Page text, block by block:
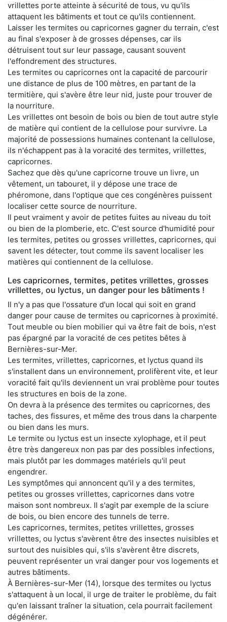
vrillettes porte atteinte à sécurité de tous, vu qu'ils
attaquent les bâtiments et tout ce qu'ils contiennent.
Laisser les termites ou capricornes gagner du terrain, c'est
au final s'exposer à de grosses dépenses, car ils
détruisent tout sur leur passage, causant souvent
l'effondrement des structures.
Les termites ou capricornes ont la capacité de parcourir
une distance de plus de 100 mètres, en partant de la
termitière, qui s'avère être leur nid, juste pour trouver de
la nourriture.
Les vrillettes ont besoin de bois ou bien de tout autre style
de matière qui contient de la cellulose pour survivre. La
majorité de possessions humaines contenant la cellulose,
ils n'échappent pas à la voracité des termites, vrillettes,
capricornes.
Sachez que dès qu'une capricorne trouve un livre, un
vêtement, un tabouret, il y dépose une trace de
phéromone, dans l'optique que ces congénères puissent
localiser cette source de nourriture.
Il peut vraiment y avoir de petites fuites au niveau du toit
ou bien de la plomberie, etc. C'est source d'humidité pour
les termites, petites ou grosses vrillettes, capricornes, qui
savent les détecter, tout comme ils savent localiser les
matières qui contiennent de la cellulose.
Les capricornes, termites, petites vrillettes, grosses
vrillettes, ou lyctus, un danger pour les bâtiments !
Il n'y a pas que l'ossature d'un local qui soit en grand
danger pour cause de termites ou capricornes à proximité.
Tout meuble ou bien mobilier qui va être fait de bois, n'est
pas épargné par la voracité de ces petites bêtes à
Bernières-sur-Mer.
Les termites, vrillettes, capricornes, et lyctus quand ils
s'installent dans un environnement, prolifèrent vite, et leur
voracité fait qu'ils deviennent un vrai problème pour toutes
les structures en bois de la zone.
On devra à la présence des termites ou capricornes, des
taches, des fissures, et même des trous dans la charpente
ou bien dans les murs.
Le termite ou lyctus est un insecte xylophage, et il peut
être très dangereux non pas par des possibles infections,
mais plutôt par les dommages matériels qu'il peut
engendrer.
Les symptômes qui annoncent qu'il y a des termites,
petites ou grosses vrillettes, capricornes dans votre
maison sont nombreux. Il s'agit par exemple de la sciure
de bois, ou bien encore des tunnels de terre.
Les capricornes, termites, petites vrillettes, grosses
vrillettes, ou lyctus s'avèrent être des insectes nuisibles et
surtout des nuisibles qui, s'ils s'avèrent être discrets,
peuvent représenter un vrai danger pour vos logements et
autres bâtiments.
À Bernières-sur-Mer (14), lorsque des termites ou lyctus
s'attaquent à un local, il urge de traiter le problème, du fait
qu'en laissant traîner la situation, cela pourrait facilement
dégénérer.